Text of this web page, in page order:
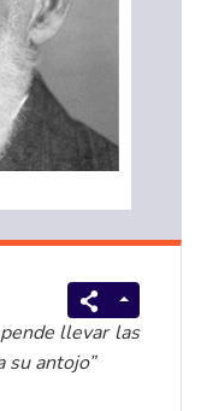
llevar las
antojo”